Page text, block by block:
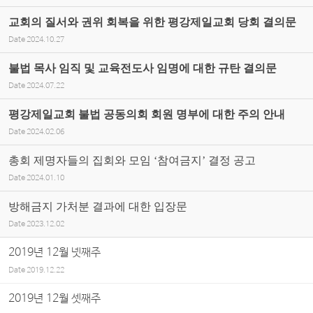
교회의 질서와 권위 회복을 위한 평강제일교회 당회 결의문
Date 2024.10.27
불법 목사 임직 및 교육전도사 임명에 대한 규탄 결의문
Date 2024.07.22
평강제일교회 불법 공동의회 회원 명부에 대한 주의 안내
Date 2024.02.06
총회 제명자들의 집회와 모임 ‘참여금지’ 결정 공고
Date 2024.01.10
방해금지 가처분 결과에 대한 입장문
Date 2023.12.02
2019년 12월 넷째주
Date2019.12.22
2019년 12월 셋째주